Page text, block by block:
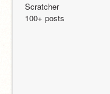
Scratcher
100+ posts